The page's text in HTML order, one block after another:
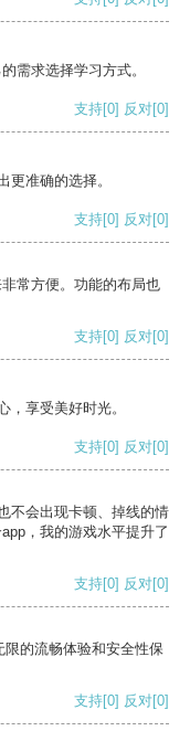
需求选择学习方式。
支持[0] 反对[0]
更准确的选择。
支持[0] 反对[0]
常方便。功能的布局也
支持[0] 反对[0]
，享受美好时光。
支持[0] 反对[0]
不会出现卡顿、掉线的情
，我的游戏水平提升了
支持[0] 反对[0]
的流畅体验和安全性保
支持[0] 反对[0]